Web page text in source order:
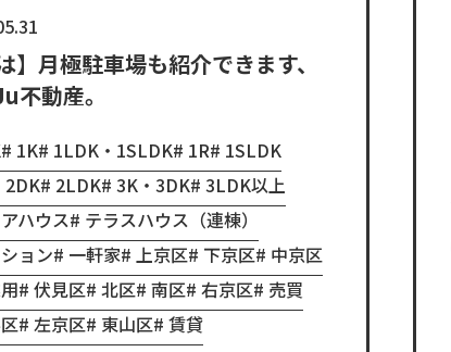
】月極駐車場も紹介できます、
不動産。
1K 1LDK・1SLDK 1R
1SLDK
2DK
2LDK 3K・3DK 3LDK以上
ハウス
テラスハウス（連棟）
ョン
一軒家 上京区 下京区
中京区
伏見区 北区 南区 右京区
売買
左京区 東山区 賃貸